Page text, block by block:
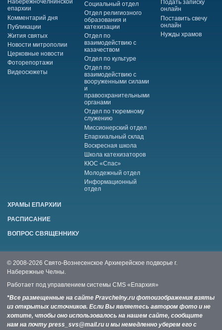
Набережночелнинской
епархии
Комментарий дня
Публикации
Жития святых
Новости митрополии
Церковные новости
Фоторепортажи
Видеосюжеты
Социальный отдел
Отдел религиозного
образования и
катехизации
Отдел по
взаимодействию с
казачеством
Отдел по культуре
Отдел по
взаимодействию с
вооруженными силами
и
правоохранительными
органами
Отдел по тюремному
служению
Миссионерский отдел
Епархиальный склад
Воскресная школа
Школа катехизаторов
КЮС «Спас»
Молодежный отдел
Информационный
отдел
Подать записку
онлайн
Поставить свечу
онлайн
Нужды храмов
ХРАМЫ ЕПАРХИИ
РАСПИСАНИЕ
ВОПРОС СВЯЩЕННИКУ
© 2008-2026 Свято-Вознесенское Архиерейское подворье г.
Набережные Челны.
Работает под управлением системы CMS «Епархия»
*Все размещенные на сайте Pravchelny.ru фотоизображения взяты
из открытых источников. Если Вы являетесь автором фото и не
хотите, чтобы оно использовалось на нашем сайте, сообщите
нам на почту press_svs@mail.ru и мы немедленно уберем его с